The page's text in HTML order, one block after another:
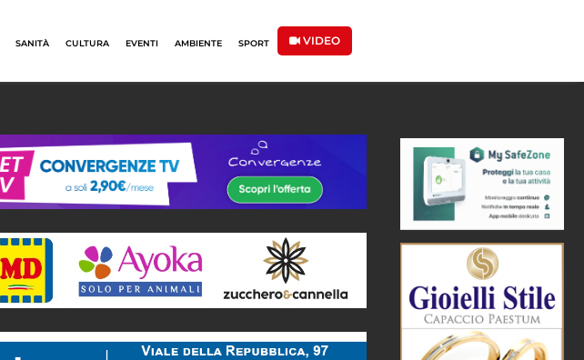
SANITÀ CULTURA EVENTI AMBIENTE SPORT VIDEO